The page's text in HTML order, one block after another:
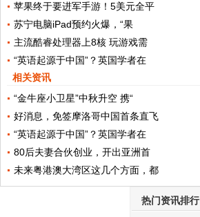
苹果终于要进军手游！5美元全平
苏宁电脑iPad预约火爆，“果
主流酷睿处理器上8核 玩游戏需
“英语起源于中国”？英国学者在
相关资讯
“金牛座小卫星”中秋升空 携“
好消息，免签摩洛哥中国首条直飞
“英语起源于中国”？英国学者在
80后夫妻合伙创业，开出亚洲首
未来粤港澳大湾区这几个方面，都
热门资讯排行